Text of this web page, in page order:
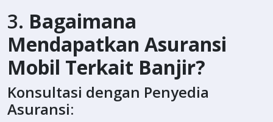
3. Bagaimana
Mendapatkan Asuransi
Mobil Terkait Banjir?
Konsultasi dengan Penyedia
Asuransi: